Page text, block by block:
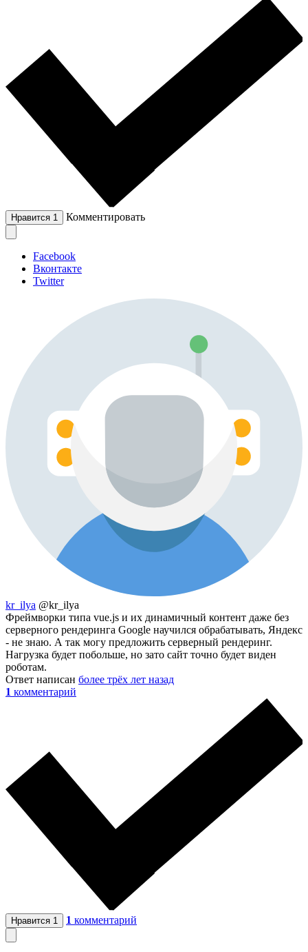
Нравится 1 Комментировать
Facebook
Вконтакте
Twitter
kr_ilya @kr_ilya
Фреймворки типа vue.js и их динамичный контент даже без
серверного рендеринга Google научился обрабатывать, Яндекс
- не знаю. А так могу предложить серверный рендеринг.
Нагрузка будет побольше, но зато сайт точно будет виден
роботам.
Ответ написан более трёх лет назад
1 комментарий
Нравится 1 1 комментарий